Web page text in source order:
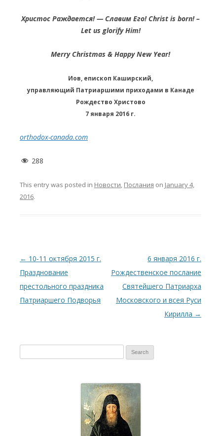
Христос Раждается! — Славим Его! Christ is born! –
Let us glorify Him!
Merry Christmas & Happy New Year!
Иов, епископ Каширский,
управляющий Патриаршими приходами в Канаде
Рождество Христово
7 января 2016 г.
orthodox-canada.com
288
This entry was posted in Новости, Послания on January 4,
2016.
Post
navigation
← 10-11 октября 2015 г.
Празднование
престольного праздника
Патриаршего Подворья
6 января 2016 г.
Рождественское послание
Святейшего Патриарха
Московского и всея Руси
Кирилла →